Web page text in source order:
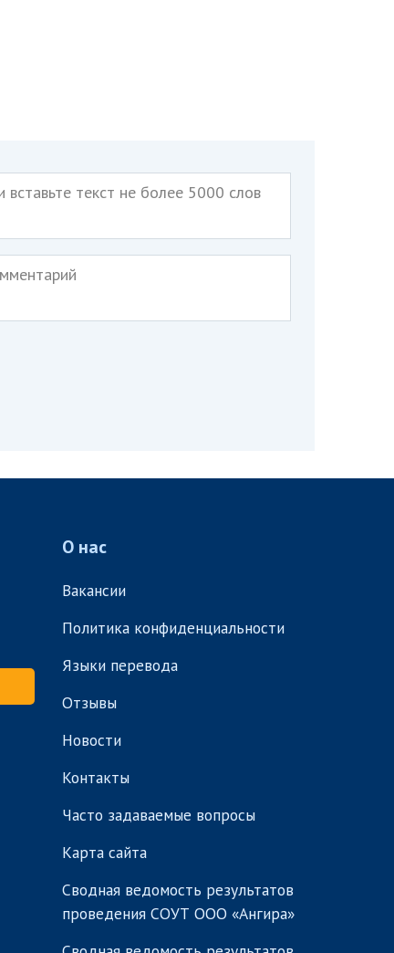
О нас
Вакансии
Политика конфиденциальности
Языки перевода
Отзывы
Новости
Контакты
Часто задаваемые вопросы
Карта сайта
Сводная ведомость результатов
проведения СОУТ ООО «Ангира»